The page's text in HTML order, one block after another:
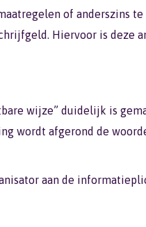
of anderszins
Hiervoor is deze
wijze” duidelijk is
wordt afgerond de
aan de